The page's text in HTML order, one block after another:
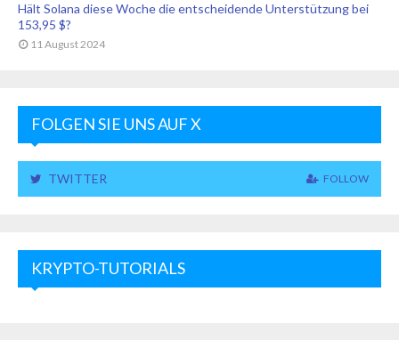
Hält Solana diese Woche die entscheidende Unterstützung bei
153,95 $?
11 August 2024
FOLGEN SIE UNS AUF X
TWITTER FOLLOW
KRYPTO-TUTORIALS